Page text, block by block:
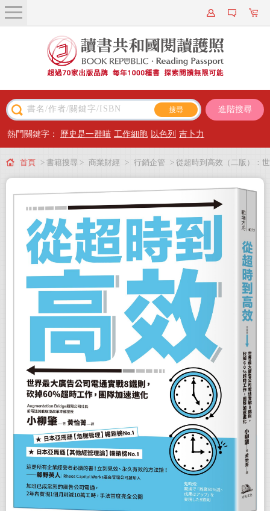
關於我們
近期新書
主題閱讀
出版專區
會員專屬
會員儲值方案
進階搜尋
熱門關鍵字： 歷史是一群喵 工作細胞 以色列 吉卜力
首頁 > 書籍搜尋 > 商業財經 > 行銷企管 > 從超時到高效（二版）：世
界最大廣告公司電通實戰8鐵則，砍掉60%超時工作，團隊加速進化